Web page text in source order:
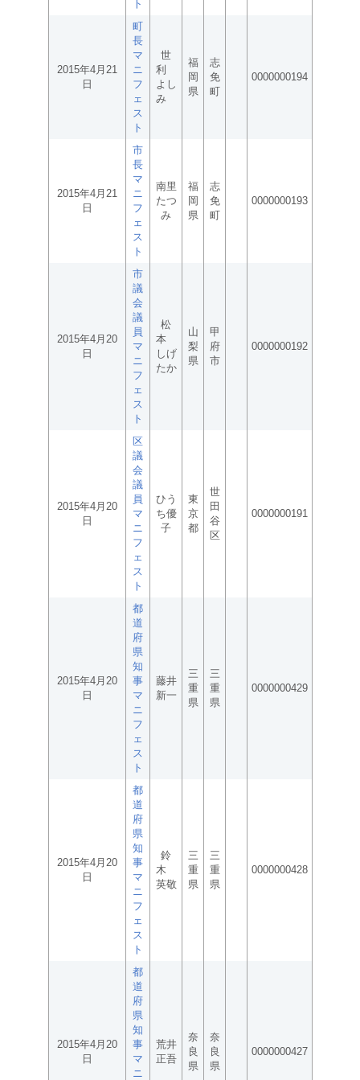
ト
2015年4月21
日
町
長
マ
ニ
フ
ェ
ス
ト
世
利
よし
み
福
岡
県
志
免
町
0000000194
2015年4月21
日
市
長
マ
ニ
フ
ェ
ス
ト
南里
たつ
み
福
岡
県
志
免
町
0000000193
2015年4月20
日
市
議
会
議
員
マ
ニ
フ
ェ
ス
ト
松
本
しげ
たか
山
梨
県
甲
府
市
0000000192
2015年4月20
日
区
議
会
議
員
マ
ニ
フ
ェ
ス
ト
ひう
ち優
子
東
京
都
世
田
谷
区
0000000191
2015年4月20
日
都
道
府
県
知
事
マ
ニ
フ
ェ
ス
ト
藤井
新一
三
重
県
三
重
県
0000000429
2015年4月20
日
都
道
府
県
知
事
マ
ニ
フ
ェ
ス
ト
鈴
木
英敬
三
重
県
三
重
県
0000000428
2015年4月20
日
都
道
府
県
知
事
マ
ニ
荒井
正吾
奈
良
県
奈
良
県
0000000427